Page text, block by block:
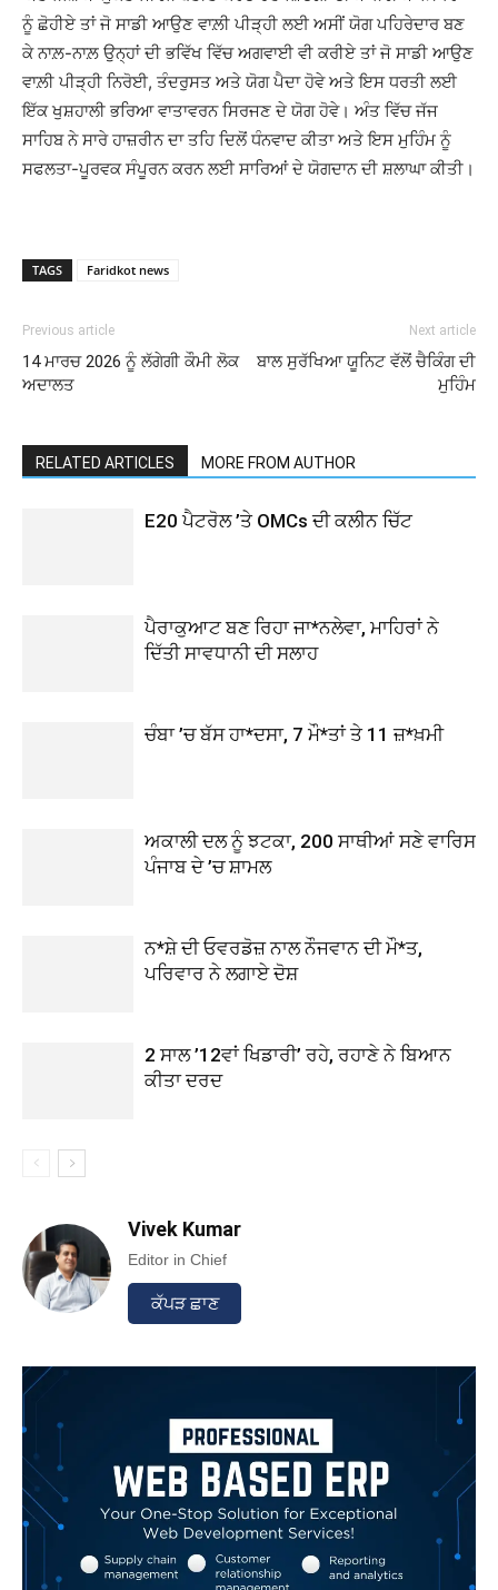
ਨੂੰ ਛੋਹੀਏ ਤਾਂ ਜੋ ਸਾਡੀ ਆਉਣ ਵਾਲ਼ੀ ਪੀੜ੍ਹੀ ਲਈ ਅਸੀਂ ਯੋਗ ਪਹਿਰੇਦਾਰ ਬਣ
ਕੇ ਨਾਲ਼-ਨਾਲ਼ ਉਨ੍ਹਾਂ ਦੀ ਭਵਿੱਖ ਵਿੱਚ ਅਗਵਾਈ ਵੀ ਕਰੀਏ ਤਾਂ ਜੋ ਸਾਡੀ ਆਉਣ
ਵਾਲ਼ੀ ਪੀੜ੍ਹੀ ਨਿਰੋਈ, ਤੰਦਰੁਸਤ ਅਤੇ ਯੋਗ ਪੈਦਾ ਹੋਵੇ ਅਤੇ ਇਸ ਧਰਤੀ ਲਈ
ਇੱਕ ਖੁਸ਼ਹਾਲੀ ਭਰਿਆ ਵਾਤਾਵਰਨ ਸਿਰਜਣ ਦੇ ਯੋਗ ਹੋਵੇ। ਅੰਤ ਵਿੱਚ ਜੱਜ
ਸਾਹਿਬ ਨੇ ਸਾਰੇ ਹਾਜ਼ਰੀਨ ਦਾ ਤਹਿ ਦਿਲੋਂ ਧੰਨਵਾਦ ਕੀਤਾ ਅਤੇ ਇਸ ਮੁਹਿੰਮ ਨੂੰ
ਸਫਲਤਾ-ਪੂਰਵਕ ਸੰਪੂਰਨ ਕਰਨ ਲਈ ਸਾਰਿਆਂ ਦੇ ਯੋਗਦਾਨ ਦੀ ਸ਼ਲਾਘਾ ਕੀਤੀ।
TAGS Faridkot news
Previous article
14 ਮਾਰਚ 2026 ਨੂੰ ਲੱਗੇਗੀ ਕੌਮੀ ਲੋਕ
ਅਦਾਲਤ
Next article
ਬਾਲ ਸੁਰੱਖਿਆ ਯੂਨਿਟ ਵੱਲੋਂ ਚੈਕਿੰਗ ਦੀ
ਮੁਹਿੰਮ
RELATED ARTICLES MORE FROM AUTHOR
E20 ਪੈਟਰੋਲ ’ਤੇ OMCs ਦੀ ਕਲੀਨ ਚਿੱਟ
ਪੈਰਾਕੁਆਟ ਬਣ ਰਿਹਾ ਜਾ*ਨਲੇਵਾ, ਮਾਹਿਰਾਂ ਨੇ
ਦਿੱਤੀ ਸਾਵਧਾਨੀ ਦੀ ਸਲਾਹ
ਚੰਬਾ ’ਚ ਬੱਸ ਹਾ*ਦਸਾ, 7 ਮੌ*ਤਾਂ ਤੇ 11 ਜ਼*ਖ਼ਮੀ
ਅਕਾਲੀ ਦਲ ਨੂੰ ਝਟਕਾ, 200 ਸਾਥੀਆਂ ਸਣੇ ਵਾਰਿਸ
ਪੰਜਾਬ ਦੇ ’ਚ ਸ਼ਾਮਲ
ਨ*ਸ਼ੇ ਦੀ ਓਵਰਡੋਜ਼ ਨਾਲ ਨੌਜਵਾਨ ਦੀ ਮੌ*ਤ,
ਪਰਿਵਾਰ ਨੇ ਲਗਾਏ ਦੋਸ਼
2 ਸਾਲ ’12ਵਾਂ ਖਿਡਾਰੀ’ ਰਹੇ, ਰਹਾਣੇ ਨੇ ਬਿਆਨ
ਕੀਤਾ ਦਰਦ
Vivek Kumar
Editor in Chief
ਕੱਪੜ ਛਾਣ